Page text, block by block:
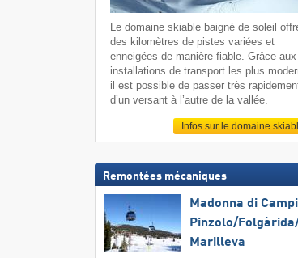
Le domaine skiable baigné de soleil
des kilomètres de pistes variées et
enneigées de manière fiable. Grâce aux
installations de transport les plus
il est possible de passer très
d’un versant à l’autre de la vallée.
Infos sur le domaine
Remontées mécaniques
Madonna di
Pinzolo/​
Marilleva